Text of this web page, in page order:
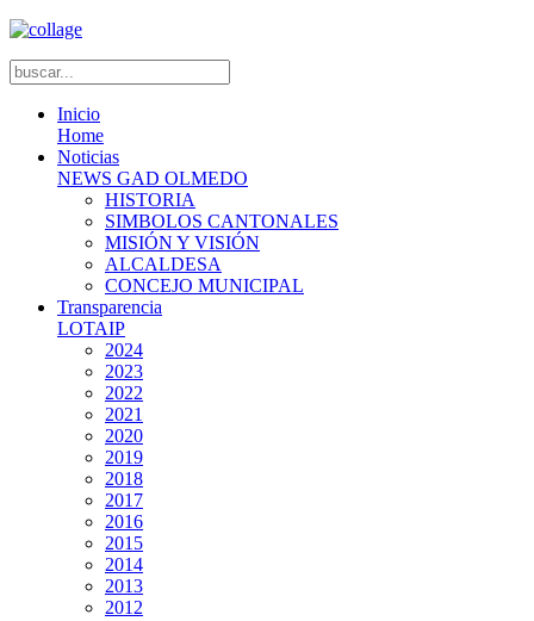
Inicio
Home
Noticias
NEWS GAD OLMEDO
HISTORIA
SIMBOLOS CANTONALES
MISIÓN Y VISIÓN
ALCALDESA
CONCEJO MUNICIPAL
Transparencia
LOTAIP
2024
2023
2022
2021
2020
2019
2018
2017
2016
2015
2014
2013
2012